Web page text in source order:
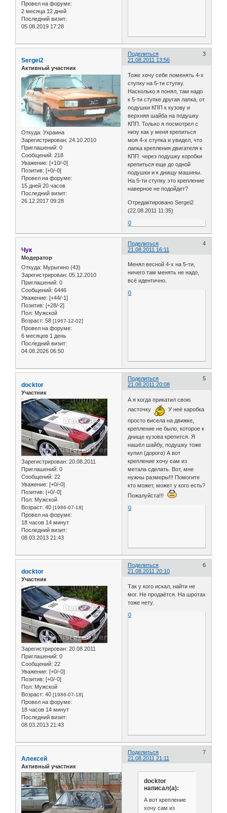
Провел на форуме:
2 месяца 12 дней
Последний визит:
05.08.2019 17:28
Поделиться
3
21.08.2011 13:56
Sergei2
Активный участник
Откуда: Украина
Зарегистрирован: 24.10.2010
Приглашений: 0
Сообщений: 218
Уважение: [+10/-0]
Позитив: [+0/-0]
Провел на форуме:
15 дней 20 часов
Последний визит:
26.12.2017 09:28
Тоже хочу себе поменять 4-х
ступку на 5-ти ступку.
Насколько я понял, там надо
к 5-ти ступке другая лапка, от
подушки КПП к кузову и
верхняя шайба на подушку
КПП. Только я посмотрел с
низу как у меня крепиться
моя 4-х ступка и увидел, что
лапка крепления двигателя к
КПП через подушку коробки
крепиться еще до одной
подушки и к днищу машины.
На 5-ти ступку это крепление
наверное не подойдет?
Отредактировано Sergei2
(22.08.2011 11:35)
0
Поделиться
4
21.08.2011 16:11
Чук
Модератор
Откуда: Мурыгино (43)
Зарегистрирован: 05.12.2010
Приглашений: 0
Сообщений: 6446
Уважение: [+44/-1]
Позитив: [+28/-2]
Пол: Мужской
Возраст: 58 [1967-12-02]
Провел на форуме:
6 месяцев 1 день
Последний визит:
04.08.2026 06:50
Менял весной 4-х на 5-ти,
ничего там менять не надо,
всё идентично.
0
Поделиться
5
21.08.2011 20:08
docktor
Участник
Зарегистрирован: 20.08.2011
Приглашений: 0
Сообщений: 22
Уважение: [+0/-0]
Позитив: [+0/-0]
Пол: Мужской
Возраст: 40 [1986-07-18]
Провел на форуме:
18 часов 14 минут
Последний визит:
08.03.2013 21:43
А я когда прикатил свою
ласточку
У неё каробка
просто висела на движке,
крепление не было, которое к
днище кузова крепится. Я
нашёл шайбу, подушку тоже
купил (дорого) А вот
крепление хочу сам из
метала сделать. Вот, мне
нужны размеры!!! Помогите
кто может, может у кого есть?
Пожалуйста!!!
0
Поделиться
6
21.08.2011 20:10
docktor
Участник
Зарегистрирован: 20.08.2011
Приглашений: 0
Сообщений: 22
Уважение: [+0/-0]
Позитив: [+0/-0]
Пол: Мужской
Возраст: 40 [1986-07-18]
Провел на форуме:
18 часов 14 минут
Последний визит:
08.03.2013 21:43
Так у кого искал, найти не
мог. Не продаётся. На шротах
тоже нету.
0
Поделиться
7
21.08.2011 21:11
Алексей
Активный участник
docktor
написал(а):
А вот крепление
хочу сам из